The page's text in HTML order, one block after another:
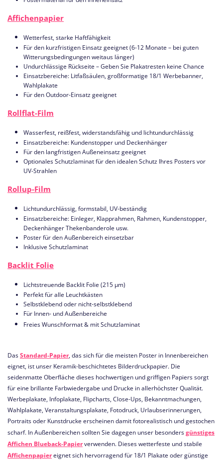
Affichenpapier
Wetterfest, starke Haftfähigkeit
Für den kurzfristigen Einsatz geeignet (6-12 Monate – bei guten
Witterungsbedingungen weitaus länger)
Undurchlässige Rückseite – Geben Sie Plakatresten keine Chance
Einsatzbereiche: Litfaßsäulen, großformatige 18/1 Werbebanner,
Wahlplakate
Für den Outdoor-Einsatz geeignet
Rollflat-Film
Wasserfest, reißfest, widerstandsfähig und lichtundurchlässig
Einsatzbereiche: Kundenstopper und Deckenhänger
Für den langfristigen Außeneinsatz geeignet
Optionales Schutzlaminat für den idealen Schutz Ihres Posters vor
UV-Strahlen
Rollup-Film
Lichtundurchlässig, formstabil, UV-beständig
Einsatzbereiche: Einleger, Klapprahmen, Rahmen, Kundenstopper,
Deckenhänger Thekenbanderole usw.
Poster für den Außenbereich einsetzbar
Inklusive Schutzlaminat
Backlit Folie
Lichtstreuende Backlit Folie (215 µm)
Perfekt für alle Leuchtkästen
Selbstklebend oder nicht-selbstklebend
Für Innen- und Außenbereiche
Freies Wunschformat & mit Schutzlaminat
DasStandard-Papier, das sich für die meisten Poster in Innenbereichen
eignet, ist unser Keramik-beschichtetes Bilderdruckpapier. Die
seidenmatte Oberfläche dieses hochwertigen und griffigen Papiers sorgt
für eine brillante Farbwiedergabe und Drucke in allerhöchster Qualität.
Werbeplakate, Infoplakate, Flipcharts, Close-Ups, Bekanntmachungen,
Wahlplakate, Veranstaltungsplakate, Fotodruck, Urlaubserinnerungen,
Portraits oder Kunstdrucke erscheinen damit fotorealistisch und gestochen
scharf. In Außenbereichen sollten Sie dagegen unser besondersgünstiges
Affichen Blueback-Papierverwenden. Dieses wetterfeste und stabile
Affichenpapiereignet sich hervorragend für 18/1 Plakate oder günstige